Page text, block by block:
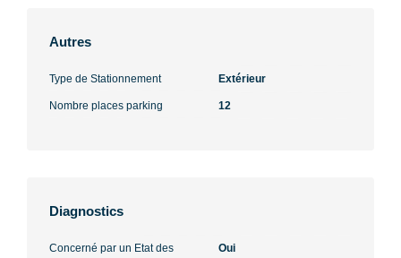
Autres
Type de Stationnement Extérieur
Nombre places parking 12
Diagnostics
Concerné par un Etat des
Oui